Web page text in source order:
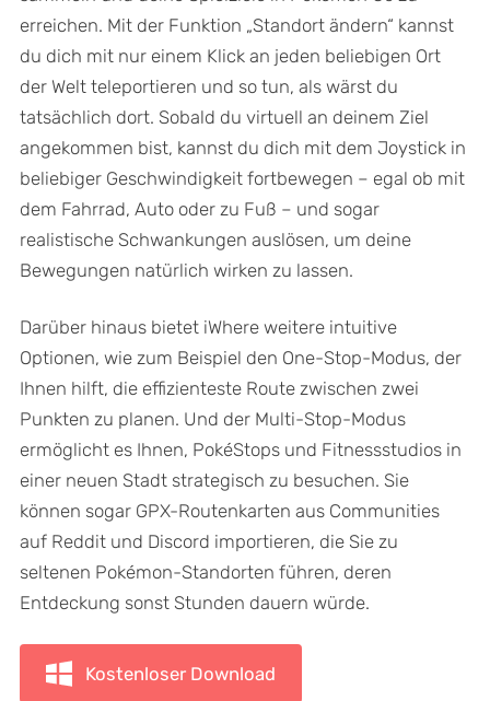
erreichen. Mit der Funktion „Standort ändern“ kannst
du dich mit nur einem Klick an jeden beliebigen Ort
der Welt teleportieren und so tun, als wärst du
tatsächlich dort. Sobald du virtuell an deinem Ziel
angekommen bist, kannst du dich mit dem Joystick in
beliebiger Geschwindigkeit fortbewegen – egal ob mit
dem Fahrrad, Auto oder zu Fuß – und sogar
realistische Schwankungen auslösen, um deine
Bewegungen natürlich wirken zu lassen.
Darüber hinaus bietet iWhere weitere intuitive
Optionen, wie zum Beispiel den One-Stop-Modus, der
Ihnen hilft, die effizienteste Route zwischen zwei
Punkten zu planen. Und der Multi-Stop-Modus
ermöglicht es Ihnen, PokéStops und Fitnessstudios in
einer neuen Stadt strategisch zu besuchen. Sie
können sogar GPX-Routenkarten aus Communities
auf Reddit und Discord importieren, die Sie zu
seltenen Pokémon-Standorten führen, deren
Entdeckung sonst Stunden dauern würde.
Kostenloser Download